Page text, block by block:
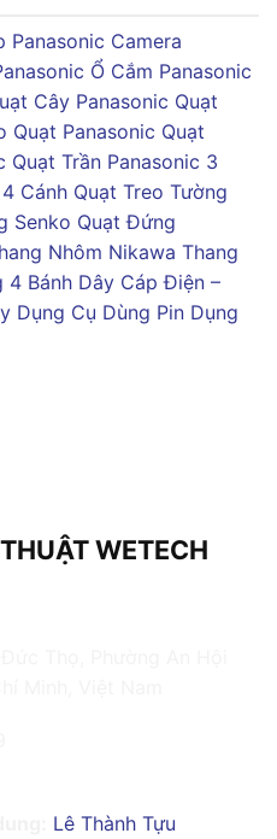
Panasonic Camera
Ổ Cắm Panasonic
Cây Panasonic Quạt
Quạt Panasonic Quạt
Quạt Trần Panasonic 3
Cánh Quạt Treo Tường
Senko Quạt Đứng
Nhôm Nikawa Thang
4 Bánh Dây Cáp Điện –
Dụng Cụ Dùng Pin Dụng
WETECH
Lê Thành Tựu